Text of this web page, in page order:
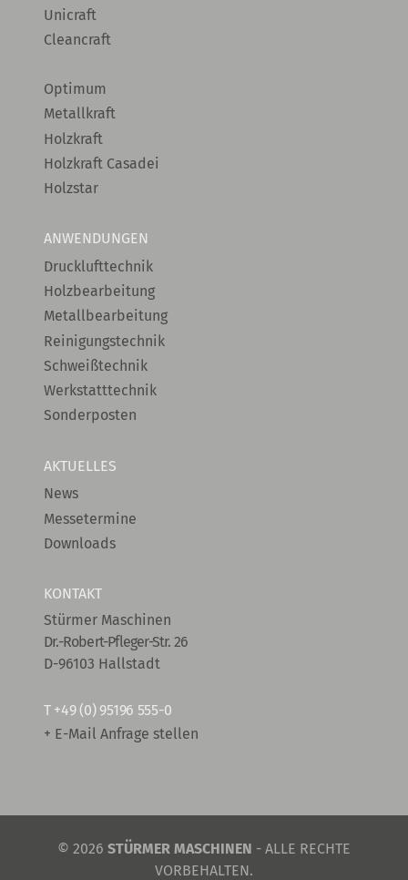
Unicraft
Cleancraft
Optimum
Metallkraft
Holzkraft
Holzkraft Casadei
Holzstar
ANWENDUNGEN
Drucklufttechnik
Holzbearbeitung
Metallbearbeitung
Reinigungstechnik
Schweißtechnik
Werkstatttechnik
Sonderposten
AKTUELLES
News
Messetermine
Downloads
KONTAKT
Stürmer Maschinen
Dr.-Robert-Pfleger-Str. 26
D-96103 Hallstadt
T +49 (0) 95196 555-0
+ E-Mail Anfrage stellen
© 2026 STÜRMER MASCHINEN - ALLE RECHTE
VORBEHALTEN.